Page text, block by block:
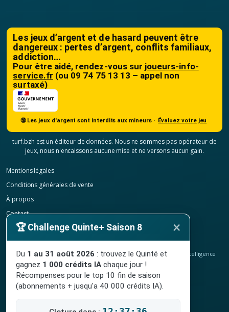
Les jeux d’argent et de hasard peuvent être
dangereux : pertes d’argent, conflits familiaux,
addiction…
Pour être aidé, rendez-vous sur joueurs-info-
service.fr (ou 09 74 75 13 13 – appel non
surtaxé)
🔞 Les jeux d'argent sont interdits aux mineurs · Évaluez votre jeu
turf.bzh est un éditeur de données. Nous ne sommes pas opérateur de
jeux, nous n'encaissons aucune mise et ne versons aucun gain.
Mentions légales
Conditions générales de vente
À propos
Contact
Confidentialité
Résilier mon abonnement
© 2020-2026 TURF.bzh, analyses hippiques, classement ELO et intelligence
artificielle.
Site indépendant, sans lien avec le PMU. Jeu interdit aux mineurs.
🏆 Challenge Quinte+ Saison 8 ×
Du 1 au 31 août 2026 : trouvez le Quinté et
gagnez 1 000 crédits IA chaque jour !
Récompenses pour le top 10 fin de saison
(abonnements + jusqu'a 40 000 crédits IA).